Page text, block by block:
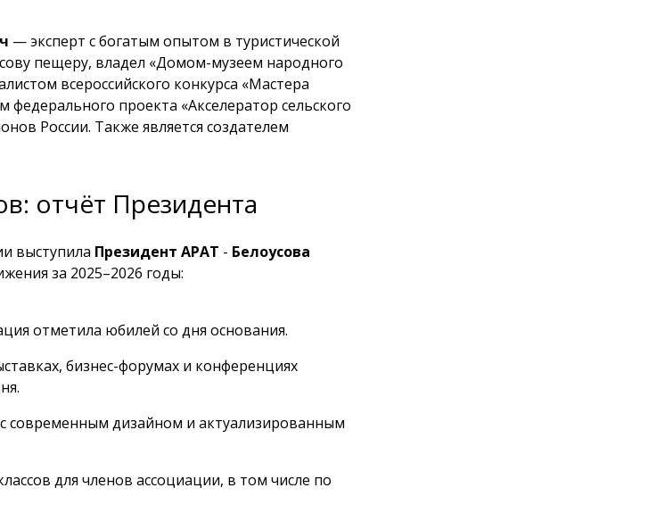
— эксперт с богатым опытом в туристической
пещеру, владел «Домом-музеем народного
всероссийского конкурса «Мастера
федерального проекта «Акселератор сельского
России. Также является создателем
отчёт Президента
выступила Президент АРАТ - Белоусова
за 2025–2026 годы:
отметила юбилей со дня основания.
бизнес-форумах и конференциях
с современным дизайном и актуализированным
для членов ассоциации, в том числе по